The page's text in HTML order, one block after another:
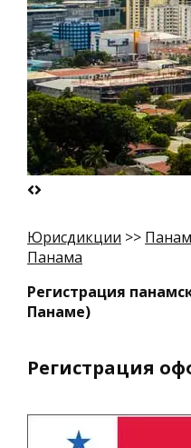
Юрисдикции >>
Панама
Регистрация
Панаме)
Регистрация